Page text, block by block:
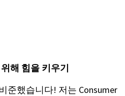
해 힘을 키우기
준했습니다! 저는 Consumer